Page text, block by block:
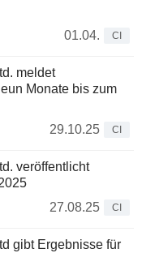
01.04.
CI
meldet
Monate bis zum
29.10.25
CI
veröffentlicht
27.08.25
CI
gibt Ergebnisse für